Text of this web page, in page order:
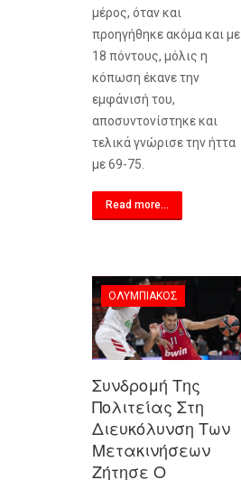
μέρος, όταν και
προηγήθηκε ακόμα και με
18 πόντους, μόλις η
κόπωση έκανε την
εμφάνισή του,
αποσυντονίστηκε και
τελικά γνώρισε την ήττα
με 69-75.
Read more...
ΟΛΥΜΠΙΑΚΌΣ
Συνδρομή Της
Πολιτείας Στη
Διευκόλυνση Των
Μετακινήσεων
Ζήτησε Ο